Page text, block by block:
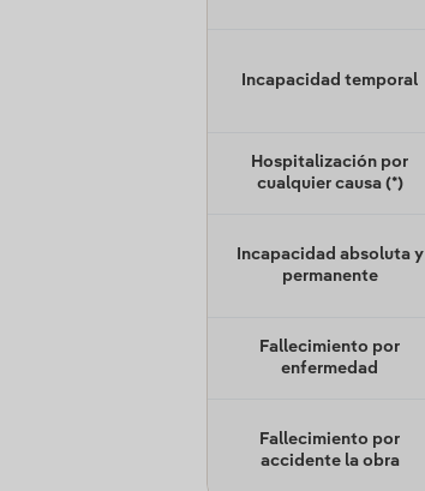
Incapacidad temporal
Hospitalización por
cualquier causa (*)
Incapacidad absoluta y
permanente
Fallecimiento por
enfermedad
Fallecimiento por
accidente la obra